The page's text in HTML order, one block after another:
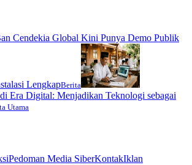
Cendekia Global Kini Punya Demo Publik
LengkapBerita
Era Digital: Menjadikan Teknologi sebagai
Utama
Pedoman Media SiberKontakIklan